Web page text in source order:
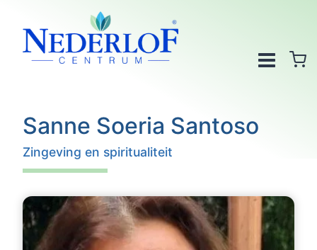
naar
inhoud
Sanne Soeria Santoso
Zingeving en spiritualiteit